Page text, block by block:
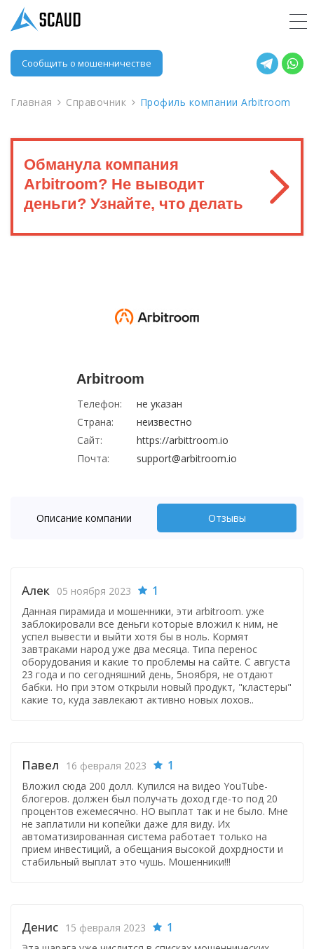
Сообщить о мошенничестве
Главная Справочник Профиль компании Arbitroom
Обманула компания
Arbitroom? Не выводит
деньги? Узнайте, что делать
Arbitroom
Телефон:
не указан
Страна:
неизвестно
Сайт:
https://arbittroom.io
Почта:
support@arbitroom.io
Описание компании Отзывы
Алек 05 ноября 2023 1
Данная пирамида и мошенники, эти arbitroom. уже
заблокировали все деньги которые вложил к ним, не
успел вывести и выйти хотя бы в ноль. Кормят
завтраками народ уже два месяца. Типа перенос
оборудования и какие то проблемы на сайте. С августа
23 года и по сегодняшний день, 5ноября, не отдают
бабки. Но при этом открыли новый продукт, "кластеры"
какие то, куда завлекают активно новых лохов..
Павел 16 февраля 2023 1
Вложил сюда 200 долл. Купился на видео YouTube-
блогеров. должен был получать доход где-то под 20
процентов ежемесячно. НО выплат так и не было. Мне
не заплатили ни копейки даже для виду. Их
автоматизированная система работает только на
прием инвестиций, а обещания высокой дохрдности и
стабильный выплат это чушь. Мошенники!!!
Денис 15 февраля 2023 1